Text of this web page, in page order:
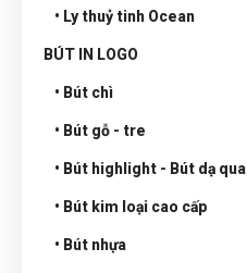
• Ly thuỷ tinh Ocean
BÚT IN LOGO
• Bút chì
• Bút gỗ - tre
• Bút highlight - Bút dạ
• Bút kim loại cao cấp
• Bút nhựa